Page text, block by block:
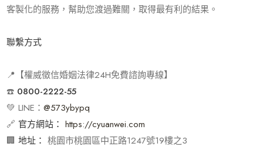
客製化的服務，幫助您渡過難關，取得最有利的結果。
聯繫方式
📍【權威徵信婚姻法律24H免費諮詢專線】
☎️ 0800-2222-55
💚 LINE：@573ybypq
🔗 官方網站： https://cyuanwei.com
🏢地址： 桃園市桃園區中正路1247號19樓之3